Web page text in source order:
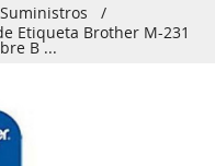
/
Etiqueta Brother M-231
B ...